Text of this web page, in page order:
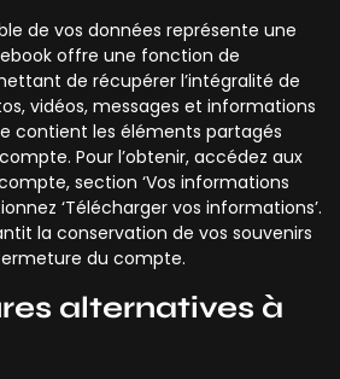
de vos données représente une
offre une fonction de
de récupérer l’intégralité de
vidéos, messages et informations
contient les éléments partagés
Pour l’obtenir, accédez aux
section ‘Vos informations
‘Télécharger vos informations’.
la conservation de vos souvenirs
du compte.
alternatives à